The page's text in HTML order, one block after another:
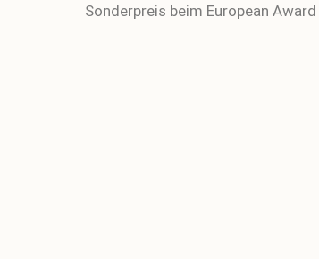
Sonderpreis beim European